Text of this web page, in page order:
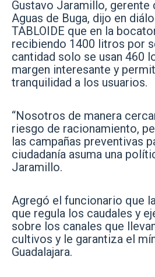
Gustavo Jaramillo, gerente
Aguas de Buga, dijo en
TABLOIDE que en la
recibiendo 1400 litros por
cantidad solo se usan 460
margen interesante y
tranquilidad a los usuarios.
“Nosotros de manera
riesgo de racionamiento,
las campañas preventivas
ciudadanía asuma una
Jaramillo.
Agregó el funcionario que
que regula los caudales y
sobre los canales que
cultivos y le garantiza el
Guadalajara.